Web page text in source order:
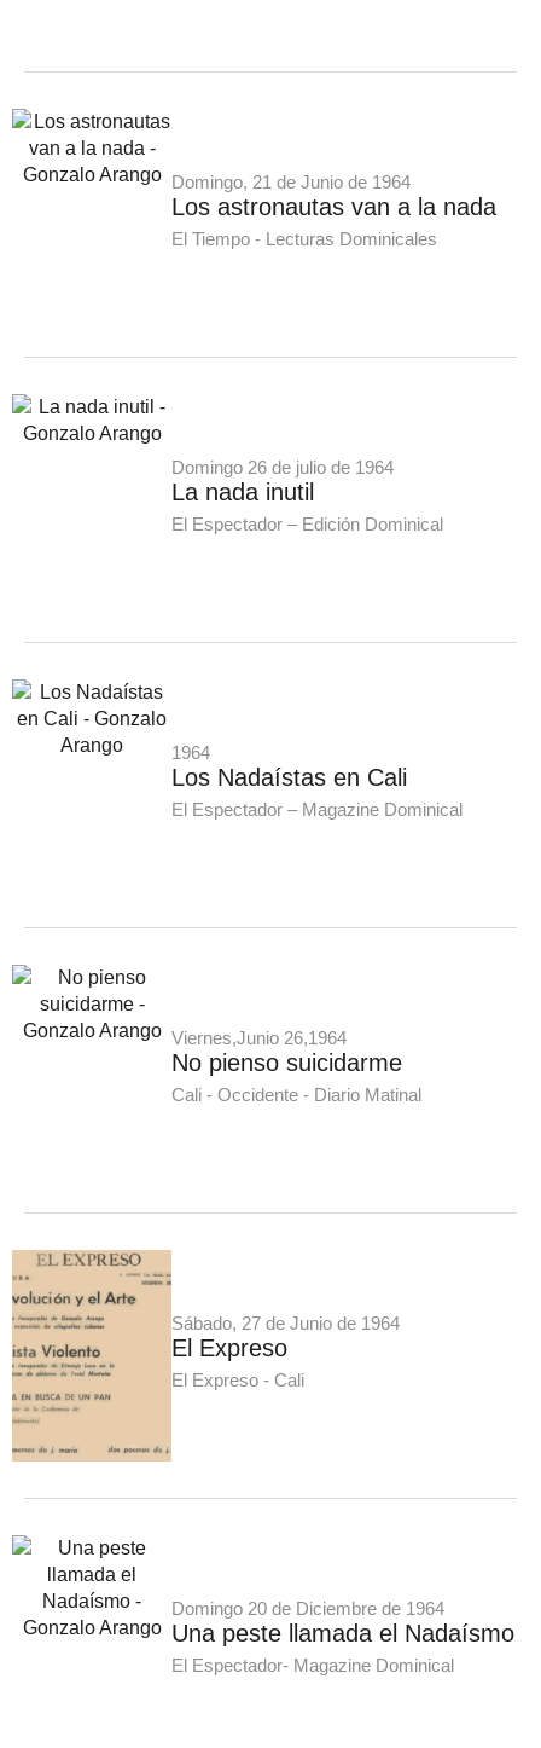
Domingo, 21 de Junio de 1964
Los astronautas van a la nada
El Tiempo - Lecturas Dominicales
Domingo 26 de julio de 1964
La nada inutil
El Espectador – Edición Dominical
1964
Los Nadaístas en Cali
El Espectador – Magazine Dominical
Viernes,Junio 26,1964
No pienso suicidarme
Cali - Occidente - Diario Matinal
Sábado, 27 de Junio de 1964
El Expreso
El Expreso - Cali
Domingo 20 de Diciembre de 1964
Una peste llamada el Nadaísmo
El Espectador- Magazine Dominical